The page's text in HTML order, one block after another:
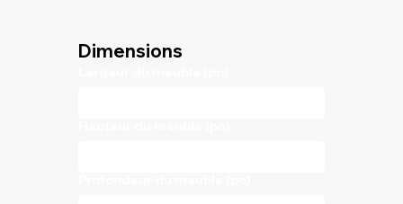
Dimensions